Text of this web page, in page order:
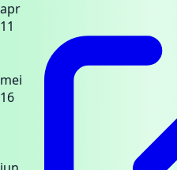
apr
11
mei
16